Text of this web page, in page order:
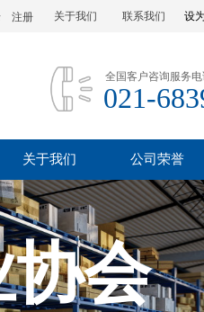
设
注册 联系我们
关于我们
全国客户咨询服务
021-
关于我们 公司荣誉
会